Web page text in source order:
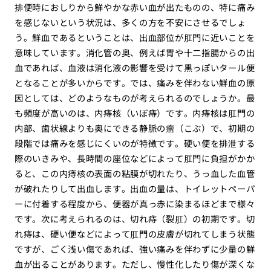
排便時におしりから鮮やかな赤い血が出たものの、特に痛み
を感じないという状況は、多くの方を不安にさせるでしょ
う。鮮血であるということは、出血部位が肛門に近いことを
意味しています。消化管の奥、例えば胃や十二指腸からの出
血であれば、血液は消化液の影響を受けて黒っぽいタール便
となることが多いからです。では、痛みを伴わない鮮血の原
因としては、どのようなものが考えられるのでしょうか。最
も頻度が高いのは、内痔核（いぼ痔）です。内痔核は肛門の
内部、歯状線よりも奥にできる静脈の瘤（こぶ）で、初期の
段階では痛みを感じにくいのが特徴です。硬い便を排泄する
際のいきみや、長時間の座位などによって肛門に負担がかか
ると、この内痔核の表面の粘膜が切れたり、うっ血した血管
が破れたりして出血します。出血の量は、トイレットペーパ
ーに付着する程度から、便器が真っ赤に染まるほどまで様々
です。次に考えられるのは、切れ痔（裂肛）の初期です。切
れ痔は、硬い便などによって肛門の皮膚が切れてしまう状態
ですが、ごく浅い傷であれば、強い痛みを伴わずに少量の鮮
血が出ることがあります。ただし、慢性化したり傷が深くな